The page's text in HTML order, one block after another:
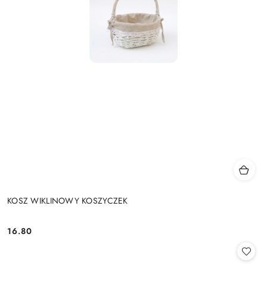
KOSZ WIKLINOWY KOSZYCZEK
Cena:
16.80